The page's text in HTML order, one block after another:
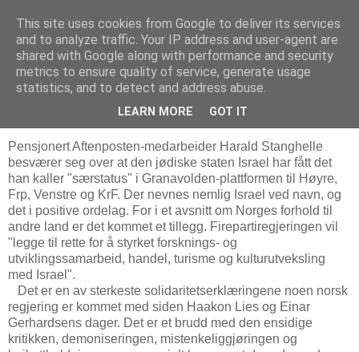
Bjørn Hoelseths blogg
onsdag 30. januar 2019
Endelig støtte til Israel
Pensjonert Aftenposten-medarbeider Harald Stanghelle
besværer seg over at den jødiske staten Israel har fått det
han kaller "særstatus" i Granavolden-plattformen til Høyre,
Frp, Venstre og KrF. Der nevnes nemlig Israel ved navn, og
det i positive ordelag. For i et avsnitt om Norges forhold til
andre land er det kommet et tillegg. Firepartiregjeringen vil
"legge til rette for å styrket forsknings- og
utviklingssamarbeid, handel, turisme og kulturutveksling
med Israel".
Det er en av sterkeste solidaritetserklæringene noen norsk
regjering er kommet med siden Haakon Lies og Einar
Gerhardsens dager. Det er et brudd med den ensidige
kritikken, demoniseringen, mistenkeliggjøringen og
This site uses cookies from Google to deliver its services
and to analyze traffic. Your IP address and user-agent are
shared with Google along with performance and security
metrics to ensure quality of service, generate usage
statistics, and to detect and address abuse.
LEARN MORE GOT IT